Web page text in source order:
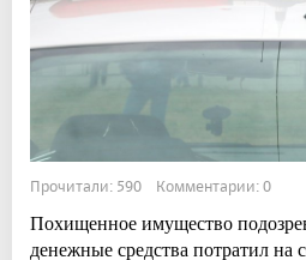
Прочитали: 590 Комментарии: 0
Похищенное имущество
денежные средства потратил на